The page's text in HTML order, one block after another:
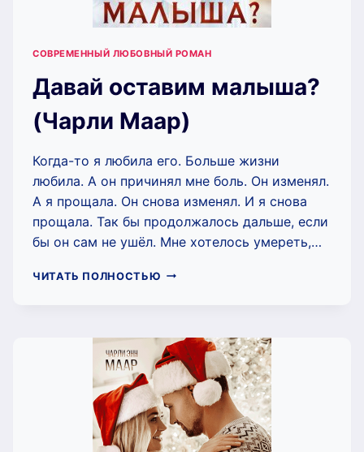
СОВРЕМЕННЫЙ ЛЮБОВНЫЙ РОМАН
Давай оставим малыша?
(Чарли Маар)
Когда-то я любила его. Больше жизни
любила. А он причинял мне боль. Он изменял.
А я прощала. Он снова изменял. И я снова
прощала. Так бы продолжалось дальше, если
бы он сам не ушёл. Мне хотелось умереть,…
ЧИТАТЬ ПОЛНОСТЬЮ ДАВАЙ
МААР)